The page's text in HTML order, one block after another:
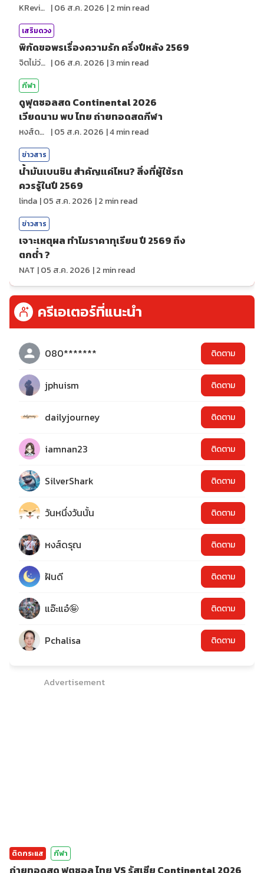
KReview |06 ส.ค. 2026 |2 min read
เสริมดวง
พิกัดขอพรเรื่องความรัก ครึ่งปีหลัง 2569
จิตไม่ว่าง |06 ส.ค. 2026 |3min read
กีฬา
ดูฟุตซอลสด Continental 2026
เวียดนาม พบ ไทย ถ่ายทอดสดกีฬา
หงส์ดรุณ |05 ส.ค. 2026 |4min read
ข่าวสาร
น้ำมันเบนซิน สำคัญแค่ไหน? สิ่งที่ผู้ใช้รถ
ควรรู้ในปี 2569
linda |05 ส.ค. 2026 |2 min read
ข่าวสาร
เจาะเหตุผล ทำไมราคาทุเรียน ปี 2569 ถึง
ตกต่ำ ?
NAT |05 ส.ค. 2026 |2 min read
ครีเอเตอร์ที่แนะนำ
080******* ติดตาม
jphuism ติดตาม
dailyjourney ติดตาม
iamnan23 ติดตาม
SilverShark ติดตาม
วันหนึ่งวันนั้น ติดตาม
หงส์ดรุณ ติดตาม
ฝันดี ติดตาม
แอ๊ะแอ๋🤪 ติดตาม
Pchalisa ติดตาม
Advertisement
ติดกระแส กีฬา
ถ่ายทอดสด ฟุตซอล ไทย VS รัสเซีย Continental 2026